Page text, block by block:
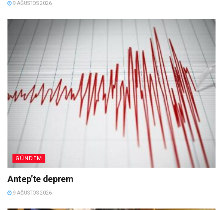
9 AĞUSTOS 2026
GÜNDEM
Antep’te deprem
9 AĞUSTOS 2026